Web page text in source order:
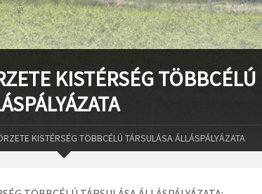
KISTÉRSÉG TÖBBCÉLÚ
KISTÉRSÉG TÖBBCÉLÚ TÁRSULÁSA ÁLLÁSPÁLYÁZATA